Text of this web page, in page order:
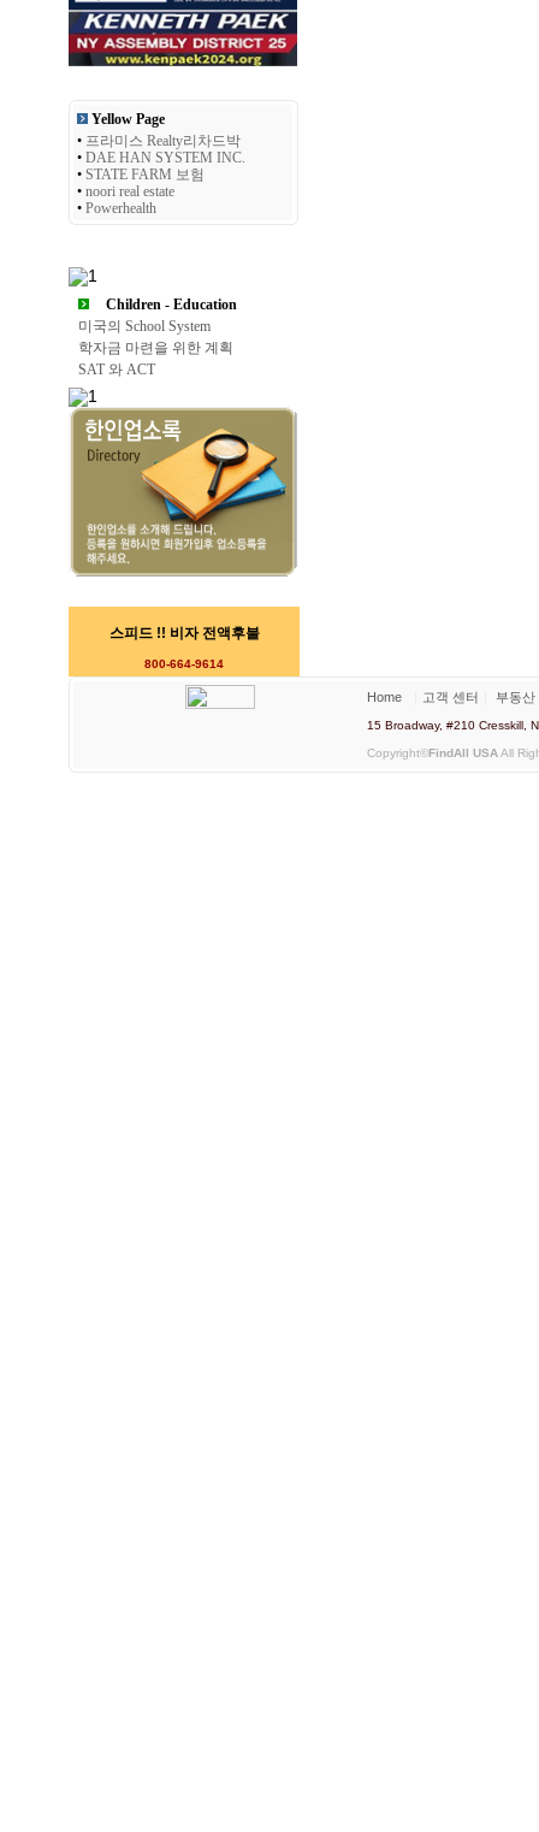
Yellow Page
• 프라미스 Realty리차드박
• DAE HAN SYSTEM INC.
• STATE FARM 보험
• noori real estate
• Powerhealth
Children - Education
미국의 School System
학자금 마련을 위한 계획
SAT 와 ACT
스피드 !! 비자 전액후불
800-664-9614
Home 고객 센터 부동산
15 Broadway, #210 Cresskill,
Copyright©FindAll USAAll